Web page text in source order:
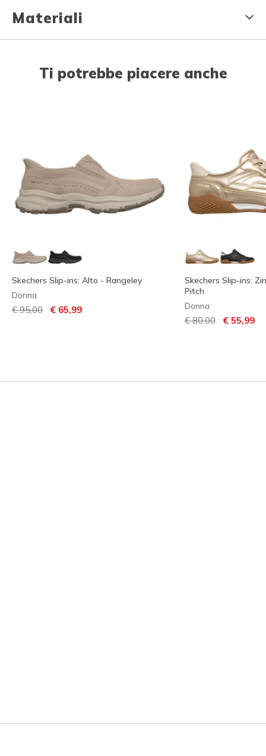
Materiali
Ti potrebbe piacere anche
Skechers Slip-ins: Alto - Rangeley
Donna
Prezzo ridotto da
€ 95,00 per
€ 65,99
Skechers Slip-ins:
Pitch
Donna
Prezzo ridotto da
€ 80,00per€ 55,99